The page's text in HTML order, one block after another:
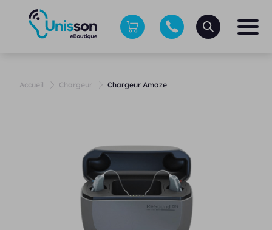
Accueil Chargeur Chargeur Amaze